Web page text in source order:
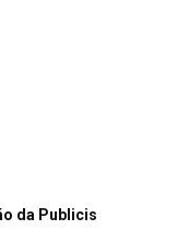
da Publicis